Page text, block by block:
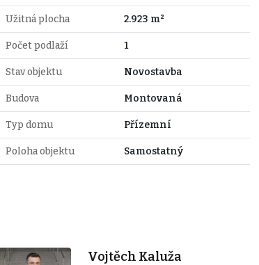
Užitná plocha 2.923 m²
Počet podlaží 1
Stav objektu Novostavba
Budova Montovaná
Typ domu Přízemní
Poloha objektu Samostatný
Vojtěch Kaluža